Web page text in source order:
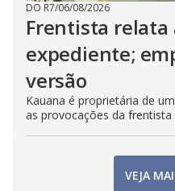
DO R7/06/08/2026
Frentista
expediente;
versão
Kauana é proprietária de
as provocações da
VEJA